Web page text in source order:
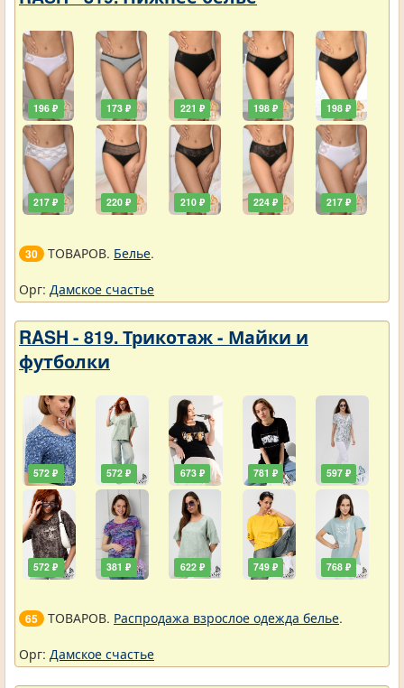
196 ₽
217 ₽
173 ₽
220 ₽
221 ₽
210 ₽
198 ₽
224 ₽
198 ₽
217 ₽
30 ТОВАРОВ. Белье.
Орг: Дамское счастье
RASH - 819. Трикотаж - Майки и
футболки
572 ₽
572 ₽
572 ₽
381 ₽
673 ₽
622 ₽
781 ₽
749 ₽
597 ₽
768 ₽
65 ТОВАРОВ. Распродажа взрослое одежда белье.
Орг: Дамское счастье